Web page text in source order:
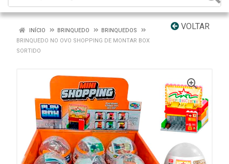
VOLTAR
INÍCIO BRINQUEDO
BRINQUEDOS
BRINQUEDO NO OVO SHOPPING DE MONTAR BOX
SORTIDO